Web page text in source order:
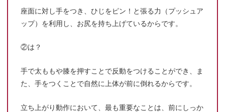
座面に対し手をつき、ひじをピン！と張る力（プッシュア
ップ）を利用し、お尻を持ち上げているからです。
②は？
手で太ももや膝を押すことで反動をつけることができ、ま
た、手をつくことで自然に上体が前に倒れるからです。
立ち上がり動作において、最も重要なことは、前にしっか